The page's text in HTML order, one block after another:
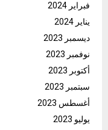
فبراير 2024
يناير 2024
ديسمبر 2023
نوفمبر 2023
أكتوبر 2023
سبتمبر 2023
أغسطس 2023
يوليو 2023